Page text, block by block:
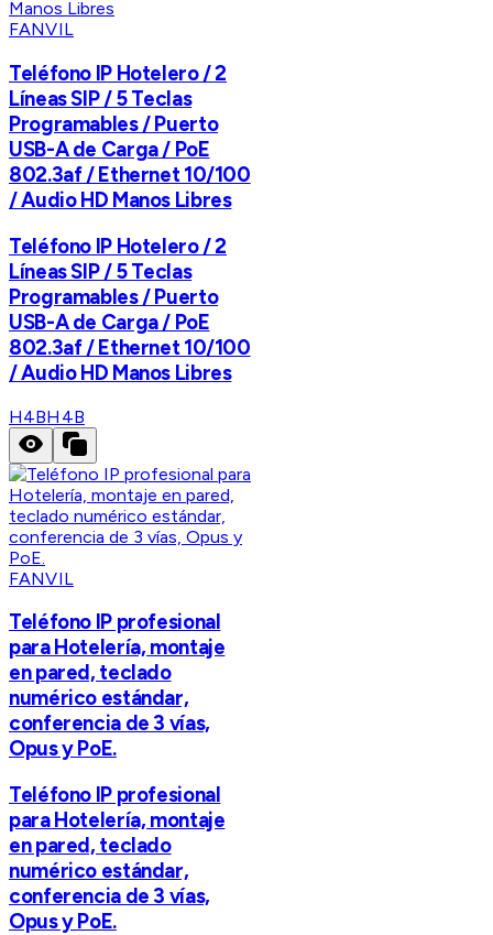
FANVIL
Teléfono IP Hotelero / 2
Líneas SIP / 5 Teclas
Programables / Puerto
USB-A de Carga / PoE
802.3af / Ethernet 10/100
/ Audio HD Manos Libres
Teléfono IP Hotelero / 2
Líneas SIP / 5 Teclas
Programables / Puerto
USB-A de Carga / PoE
802.3af / Ethernet 10/100
/ Audio HD Manos Libres
H4BH4B
FANVIL
Teléfono IP profesional
para Hotelería, montaje
en pared, teclado
numérico estándar,
conferencia de 3 vías,
Opus y PoE.
Teléfono IP profesional
para Hotelería, montaje
en pared, teclado
numérico estándar,
conferencia de 3 vías,
Opus y PoE.